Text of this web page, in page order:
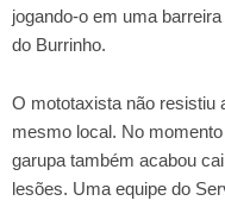
jogando-o em uma
do Burrinho.
O mototaxista não resistiu
mesmo local. No
garupa também acabou
lesões. Uma equipe do